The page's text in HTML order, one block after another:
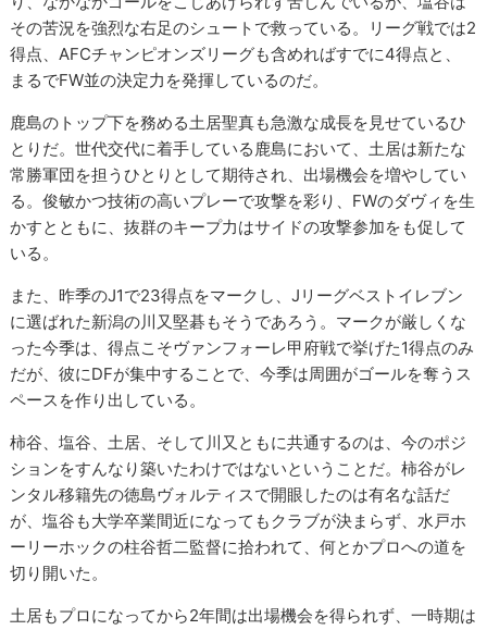
その苦況を強烈な右足のシュートで救っている。リーグ戦では2
得点、AFCチャンピオンズリーグも含めればすでに4得点と、
まるでFW並の決定力を発揮しているのだ。
鹿島のトップ下を務める土居聖真も急激な成長を見せているひ
とりだ。世代交代に着手している鹿島において、土居は新たな
常勝軍団を担うひとりとして期待され、出場機会を増やしてい
る。俊敏かつ技術の高いプレーで攻撃を彩り、FWのダヴィを生
かすとともに、抜群のキープ力はサイドの攻撃参加をも促して
いる。
また、昨季のJ1で23得点をマークし、Jリーグベストイレブン
に選ばれた新潟の川又堅碁もそうであろう。マークが厳しくな
った今季は、得点こそヴァンフォーレ甲府戦で挙げた1得点のみ
だが、彼にDFが集中することで、今季は周囲がゴールを奪うス
ペースを作り出している。
柿谷、塩谷、土居、そして川又ともに共通するのは、今のポジ
ションをすんなり築いたわけではないということだ。柿谷がレ
ンタル移籍先の徳島ヴォルティスで開眼したのは有名な話だ
が、塩谷も大学卒業間近になってもクラブが決まらず、水戸ホ
ーリーホックの柱谷哲二監督に拾われて、何とかプロへの道を
切り開いた。
土居もプロになってから2年間は出場機会を得られず、一時期は